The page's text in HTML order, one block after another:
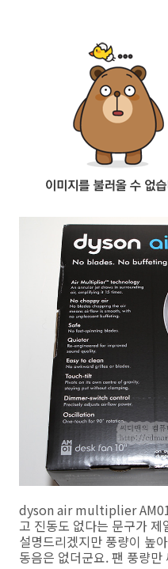
dyson air multiplier
고 진동도 없다는 문구가
설명드리겠지만 풍량이 높
동음은 없더군요. 팬 풍량만